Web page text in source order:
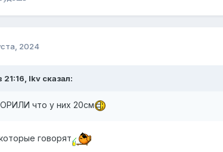
2024
lkv сказал:
что у них 20см
говорят